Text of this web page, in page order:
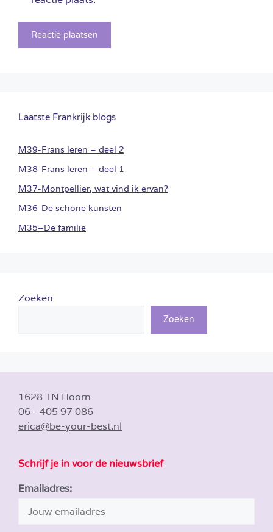
Laatste Frankrijk blogs
M39-Frans leren – deel 2
M38-Frans leren – deel 1
M37-Montpellier, wat vind ik ervan?
M36-De schone kunsten
M35–De familie
Zoeken
Zoeken
1628 TN Hoorn
06 - 405 97 086
erica@be-your-best.nl
Schrijf je in voor de nieuwsbrief
Emailadres: